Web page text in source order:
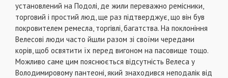
установлений на Подолі, де жили переважно ремісники,
торговий і простий люд, ще раз підтверджує, що він був
покровителем ремесла, торгівлі, багатства. На поклоніння
Велесові люди часто йшли разом зі своїми чередами
корів, щоб освятити їх перед вигоном на пасовище тощо.
Можливо саме цим пояснюється відсутність Велеса у
Володимировому пантеоні, який знаходився неподалік від